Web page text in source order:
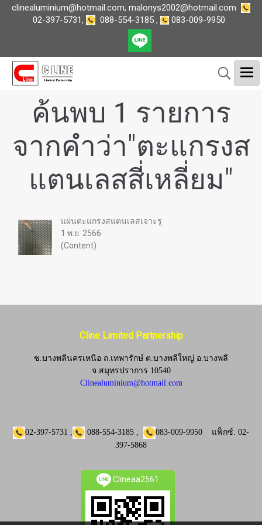
clinealuminium@hotmail.com, malonys2002@hotmail.com
02-397-5731, 088-554-3185, 083-009-9950
ค้นพบ 1 รายการ
จากคำว่า"ตะแกรงส
แตนเลสสี่เหลี่ยม"
แผ่นตะแกรงสแตนเลสเจาะรู
1 พ.ย. 2566
(Content)
Cline Limited Partnership
ซ.บางพลีนครเหนือ ถ.เทพารักษ์ ต.บางพลีใหญ่ อ.บางพลี
จ.สมุทรปราการ 10540
Clinealuminium@hotmail.com
02-397-5731 , 088-554-3185 , 083-009-9950 แฟ็กซ์. 02-
397-5868
Clineaa2561